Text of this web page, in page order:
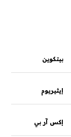
بيتكوين
إيثيريوم
إكس آر بي